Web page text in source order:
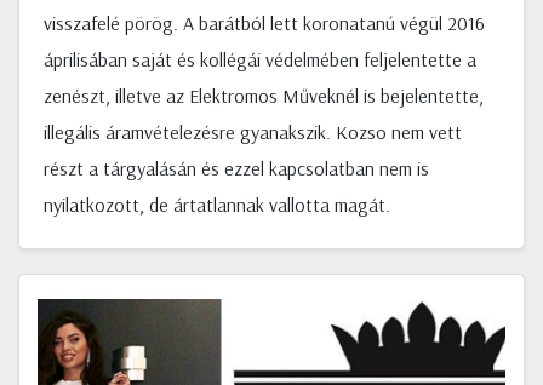
visszafelé pörög. A barátból lett koronatanú végül 2016
áprilisában saját és kollégái védelmében feljelentette a
zenészt, illetve az Elektromos Műveknél is bejelentette,
illegális áramvételezésre gyanakszik. Kozso nem vett
részt a tárgyalásán és ezzel kapcsolatban nem is
nyilatkozott, de ártatlannak vallotta magát.